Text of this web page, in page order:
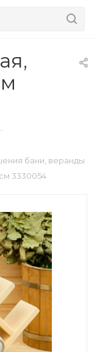
бани, веранды
3330054